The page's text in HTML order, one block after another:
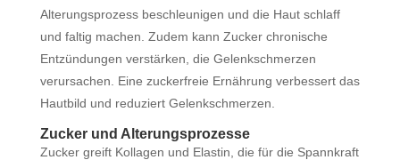
Alterungsprozess beschleunigen und die Haut schlaff
und faltig machen. Zudem kann Zucker chronische
Entzündungen verstärken, die Gelenkschmerzen
verursachen. Eine zuckerfreie Ernährung verbessert das
Hautbild und reduziert Gelenkschmerzen.
Zucker und Alterungsprozesse
Zucker greift Kollagen und Elastin, die für die Spannkraft